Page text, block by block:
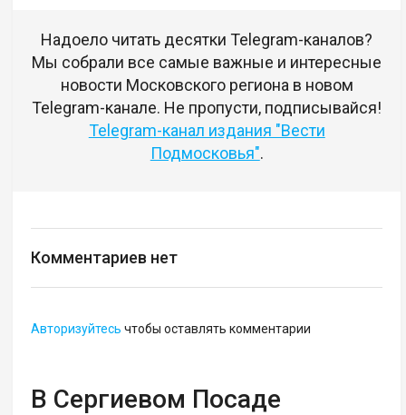
Надоело читать десятки Telegram-каналов?
Мы собрали все самые важные и интересные
новости Московского региона в новом
Telegram-канале. Не пропусти, подписывайся!
Telegram-канал издания "Вести
Подмосковья".
Комментариев нет
Авторизуйтесь чтобы оставлять комментарии
В Сергиевом Посаде